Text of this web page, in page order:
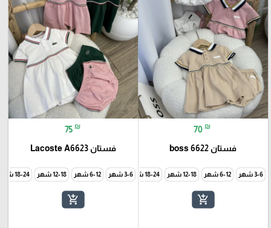
70 ₪
فستان boss 6622
3-6 شهر 6-12 شهر 12-18 شهر 18-24 شهر 24-30 شهر
add_shopping_cart
75 ₪
فستان Lacoste A6623
3-6 شهر 6-12 شهر 12-18 شهر 18-24 شهر
add_shopping_cart